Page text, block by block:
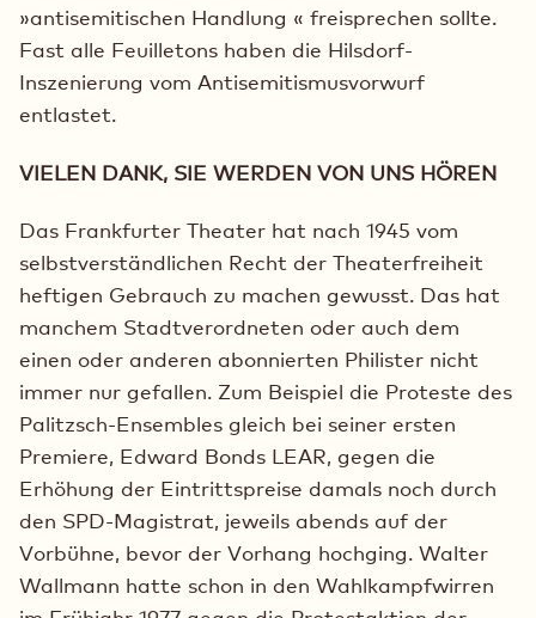
»antisemitischen Handlung « freisprechen sollte.
Fast alle Feuilletons haben die Hilsdorf-
Inszenierung vom Antisemitismusvorwurf
entlastet.
VIELEN DANK, SIE WERDEN VON UNS HÖREN
Das Frankfurter Theater hat nach 1945 vom
selbstverständlichen Recht der Theaterfreiheit
heftigen Gebrauch zu machen gewusst. Das hat
manchem Stadtverordneten oder auch dem
einen oder anderen abonnierten Philister nicht
immer nur gefallen. Zum Beispiel die Proteste des
Palitzsch-Ensembles gleich bei seiner ersten
Premiere, Edward Bonds LEAR, gegen die
Erhöhung der Eintrittspreise damals noch durch
den SPD-Magistrat, jeweils abends auf der
Vorbühne, bevor der Vorhang hochging. Walter
Wallmann hatte schon in den Wahlkampfwirren